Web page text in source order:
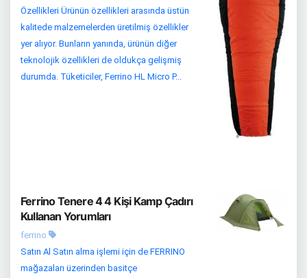
Özellikleri Ürünün özellikleri arasında üstün
kalitede malzemelerden üretilmiş özellikler
yer alıyor. Bunların yanında, ürünün diğer
teknolojik özellikleri de oldukça gelişmiş
durumda. Tüketiciler, Ferrino HL Micro P...
Ferrino Tenere 4 4 Kişi Kamp Çadırı
Kullanan Yorumları
ferrino
Satın Al Satın alma işlemi için de FERRINO
mağazaları üzerinden basitçe